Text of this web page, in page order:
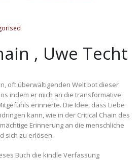
, Uwe Techt
oft überwältigenden Welt bot dieser
indem er mich an die transformative
erinnerte. Die Idee, dass Liebe
kann, wie in der Critical Chain des
Erinnerung an die menschliche
sich zu erlösen.
Buch die kindle Verfassung